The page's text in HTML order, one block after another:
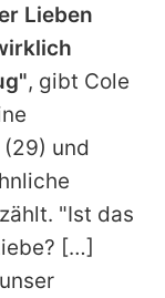
Lieben
, gibt Cole
(29) und
"Ist das
[…]